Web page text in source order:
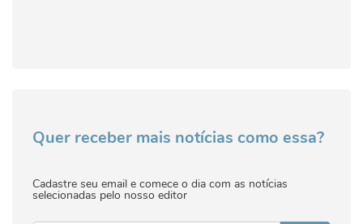
Quer receber mais notícias como essa?
Cadastre seu email e comece o dia com as notícias
selecionadas pelo nosso editor